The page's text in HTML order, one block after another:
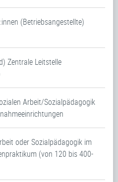
(Betriebsangestellte)
Zentrale Leitstelle
Arbeit/Sozialpädagogik
oder Sozialpädagogik im
(von 120 bis 400-